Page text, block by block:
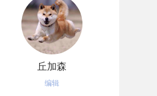
丘加森
编辑